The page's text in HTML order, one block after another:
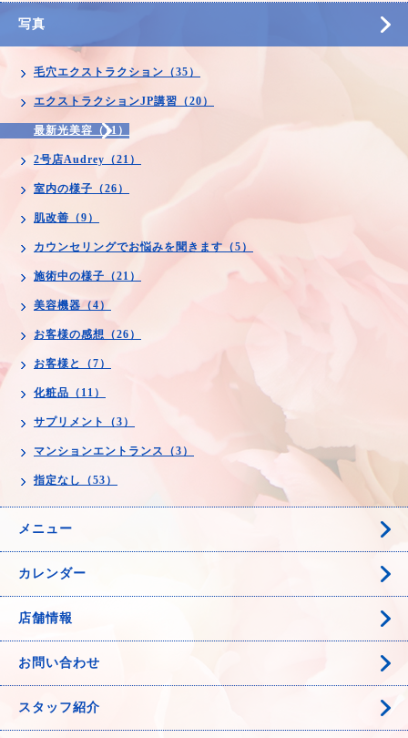
写真
毛穴エクストラクション（35）
エクストラクションJP講習（20）
最新光美容（11）
2号店Audrey（21）
室内の様子（26）
肌改善（9）
カウンセリングでお悩みを聞きます（5）
施術中の様子（21）
美容機器（4）
お客様の感想（26）
お客様と（7）
化粧品（11）
サプリメント（3）
マンションエントランス（3）
指定なし（53）
メニュー
カレンダー
店舗情報
お問い合わせ
スタッフ紹介